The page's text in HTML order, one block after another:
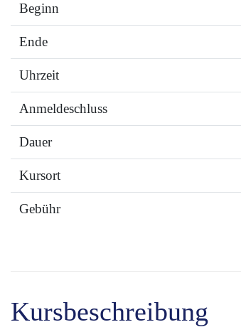
Beginn
Ende
Uhrzeit
Anmeldeschluss
Dauer
Kursort
Gebühr
Kursbeschreibung